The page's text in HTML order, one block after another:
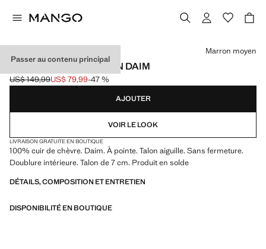
Passer au contenu principal
BOTTINES POINTUES EN DAIM
Prix initial barré [US$ 149,99 ]
US$ 149,99
Prix actuel [US$ 79,99 ]
US$ 79,99-47 %
Choisissez une couleur
Marron moyen
AJOUTER
VOIR LE LOOK
LIVRAISON GRATUITE EN BOUTIQUE
100% cuir de chèvre. Daim. À pointe. Talon aiguille. Sans fermeture.
Doublure intérieure. Talon de 7 cm. Produit en solde
DÉTAILS, COMPOSITION ET ENTRETIEN
DISPONIBILITÉ EN BOUTIQUE